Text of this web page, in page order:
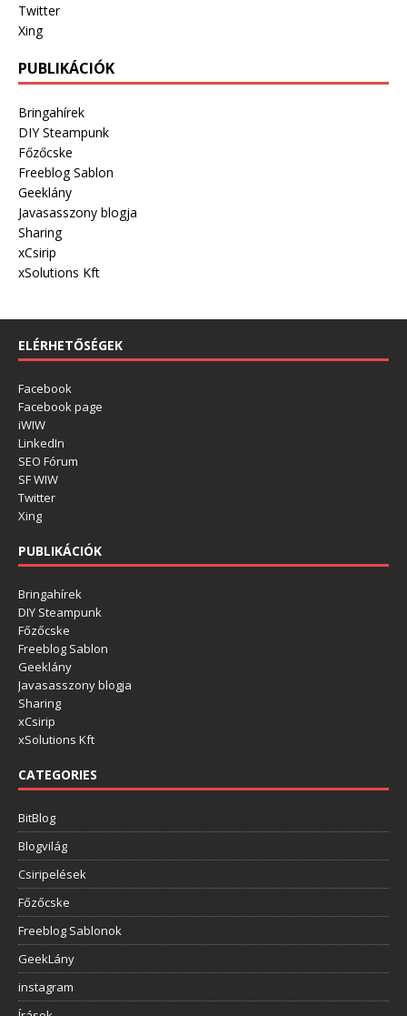
Twitter
Xing
PUBLIKÁCIÓK
Bringahírek
DIY Steampunk
Főzőcske
Freeblog Sablon
Geeklány
Javasasszony blogja
Sharing
xCsirip
xSolutions Kft
ELÉRHETŐSÉGEK
Facebook
Facebook page
iWIW
LinkedIn
SEO Fórum
SF WIW
Twitter
Xing
PUBLIKÁCIÓK
Bringahírek
DIY Steampunk
Főzőcske
Freeblog Sablon
Geeklány
Javasasszony blogja
Sharing
xCsirip
xSolutions Kft
CATEGORIES
BitBlog
Blogvilág
Csiripelések
Főzőcske
Freeblog Sablonok
GeekLány
instagram